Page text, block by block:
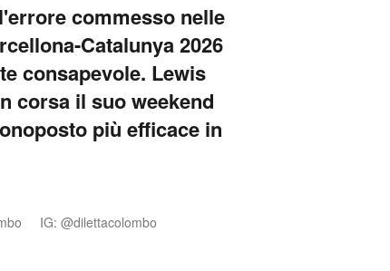
commesso nelle
Catalunya 2026
consapevole. Lewis
corsa il suo weekend
più efficace in
IG: @dilettacolombo